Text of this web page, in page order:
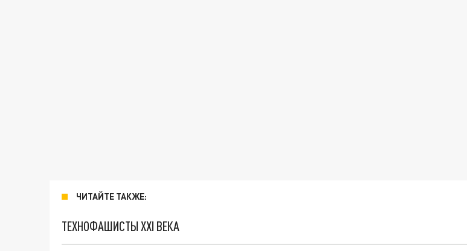
ЧИТАЙТЕ ТАКЖЕ:
ТЕХНОФАШИСТЫ XXI ВЕКА